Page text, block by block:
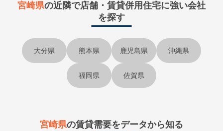
宮崎県の近隣で店舗・賃貸併用住宅に強い会社
を探す
大分県 熊本県 鹿児島県 沖縄県
福岡県 佐賀県
宮崎県の賃貸需要をデータから知る